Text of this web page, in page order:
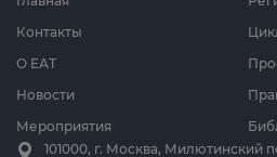
О ЕАТ
Новости
Мероприятия
Контакты
101000, г. Москва, Милютинский